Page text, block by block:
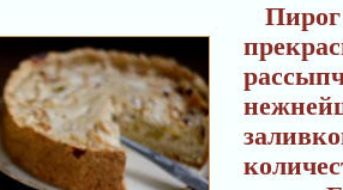
Пирог